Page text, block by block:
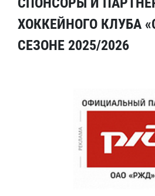
ХОККЕЙНОГО КЛУБА
СЕЗОНЕ 2025/2026